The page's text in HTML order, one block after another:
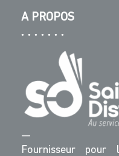
A PROPOS
—
Fournisseur